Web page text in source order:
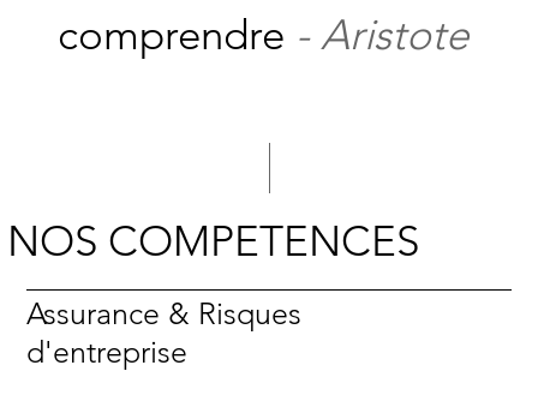
comprendre - Aristote
NOS COMPETENCES
Assurance & Risques
d'entreprise